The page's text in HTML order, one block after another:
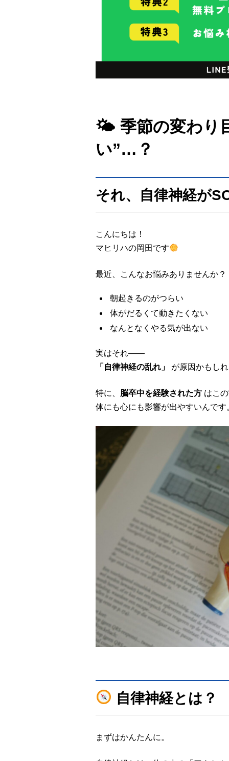
🌤 季節の変わり
い”…？
それ、自律神経が
こんにちは！
マヒリハの岡田です
最近、こんなお悩みありませんか？
朝起きるのがつらい
体がだるくて動きたくない
なんとなくやる気が出ない
実はそれ――
「自律神経の乱れ」
が原因かもし
特に、 脳卒中を経験された方 はこ
体にも心にも影響が出やすいんです
自律神経とは？
まずはかんたんに。